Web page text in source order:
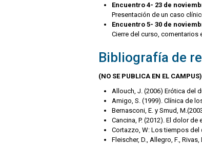
Encuentro 4- 23 de
Presentación de un caso
Encuentro 5- 30 de
Cierre del curso,
Bibliografía de
(NO SE PUBLICA EN EL CAMPUS)
Allouch, J. (2006) Erótica del
Amigo, S. (1999). Clínica de
Bernasconi, E. y Smud,
Cancina, P. (2012). El dolor
Cortazzo, W: Los tiempos del
Fleischer, D., Allegro, F.,